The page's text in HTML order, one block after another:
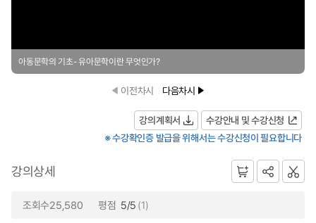
아동문학의 기초- 유아문학이란 무엇인가?
이전차시 다음차시
강의계획서
수강안내 및 수강신청
※ 수강확인증 발급을 위해서는 수강신청이 필요합니다
강의상세
조회수25,580 평점 5/5 (1)